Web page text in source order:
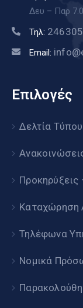
Δευ – Παρ
Τηλ:
Email:
Επιλογές
Δελτία Τύπου
Προκηρύξεις
Καταχώρηση
Τηλέφωνα
Νομικά